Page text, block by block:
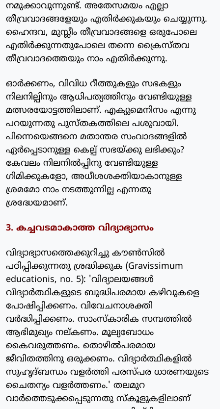
നമുക്കാവുന്നുണ്ട്. അതേസമയം എല്ലാ
തീവ്രവാദങ്ങളേയും എതിര്‍ക്കുകയും ചെയ്യുന്നു.
ഹൈന്ദവ, മുസ്ലീം തീവ്രവാദങ്ങളെ ഒരുപോലെ
എതിര്‍ക്കുന്നതുപോലെ തന്നെ ക്രൈസ്തവ
തീവ്രവാദത്തെയും നാം എതിര്‍ക്കുന്നു.
ഓര്‍ക്കണം, വിവിധ റീത്തുകളും സഭകളും
നിലനില്പിനും ആധിപത്യത്തിനും വേണ്ടിയുള്ള
മത്സരയോട്ടത്തിലാണ്. എക്യുമെനിസം എന്നു
പറയുന്നതു പുസ്തകത്തിലെ പശുവായി.
പിന്നെയെങ്ങനെ മതാന്തര സംവാദങ്ങളില്‍
ഏര്‍പ്പെടാനുള്ള കെല്പ് സഭയ്ക്കു ലഭിക്കും?
കേവലം നിലനില്‍പ്പിനു വേണ്ടിയുള്ള
ഗിമിക്കുകളോ, അധീശശക്തിയാകാനുള്ള
ശ്രമമോ നാം നടത്തുന്നില്ല എന്നതു
ശ്രദ്ധേയമാണ്.
3. കച്ചവടമാകാത്ത വിദ്യാഭ്യാസം
വിദ്യാഭ്യാസത്തെക്കുറിച്ചു കൗണ്‍സില്‍
പഠിപ്പിക്കുന്നതു ശ്രദ്ധിക്കുക (Gravissimum
educationis, no. 5): 'വിദ്യാലയങ്ങള്‍
വിദ്യാര്‍ത്ഥികളുടെ ബുദ്ധിപരമായ കഴിവുകളെ
പോഷിപ്പിക്കണം. വിവേചനാശക്തി
വര്‍ദ്ധിപ്പിക്കണം. സാംസ്‌കാരിക സമ്പത്തില്‍
ആഭിമുഖ്യം നല്കണം. മൂല്യബോധം
കൈവരുത്തണം. തൊഴില്‍പരമായ
ജീവിതത്തിനു ഒരുക്കണം. വിദ്യാര്‍ത്ഥികളില്‍
സുഹൃദ്ബന്ധം വളര്‍ത്തി പരസ്പര ധാരണയുടെ
ചൈതന്യം വളര്‍ത്തണം.' തലമുറ
വാര്‍ത്തെടുക്കപ്പെടുന്നതു സ്‌കൂളുകളിലാണ്